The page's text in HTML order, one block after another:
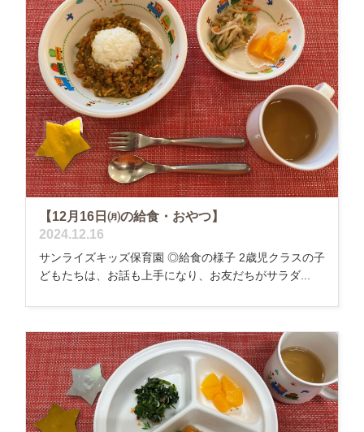
【12月16日㈪の給食・おやつ】
2024.12.16
サンライズキッズ保育園 ◎給食の様子 2歳児クラスの子
どもたちは、お話も上手になり、お友だちがサラダ...